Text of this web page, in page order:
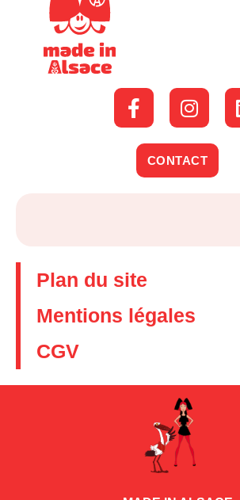
CONTACT
Plan du site
Mentions légales
CGV